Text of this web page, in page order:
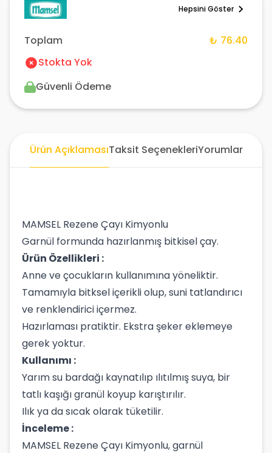
Hepsini Göster
Toplam
₺ 76.40
Stokta Yok
Güvenli Ödeme
Ürün AçıklamasıTaksit SeçenekleriYorumlar
MAMSEL Rezene Çayı Kimyonlu
Garnül formunda hazırlanmış bitkisel çay.
Ürün Özellikleri :
Anne ve çocukların kullanımına yöneliktir.
Tamamıyla bitksel içerikli olup, suni tatlandırıcı
ve renklendirici içermez.
Hazırlaması pratiktir. Ekstra şeker eklemeye
gerek yoktur.
Kullanımı :
Yarım su bardağı kaynatılıp ılıtılmış suya, bir
tatlı kaşığı granül koyup karıştırılır.
Ilık ya da sıcak olarak tüketilir.
İnceleme :
MAMSEL Rezene Çayı Kimyonlu, garnül